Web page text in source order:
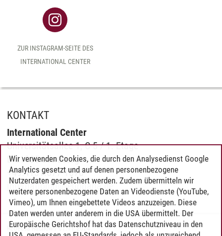
ZUR INSTAGRAM-SEITE DES
INTERNATIONAL CENTER
KONTAKT
International Center
Universitätsallee 1, C 5 / 1. Etage
D-21335 Lüneburg
+49.4131.677-1070
international@leuphana.de
Rebecca Rachow/01.11.2024
Wir verwenden Cookies, die durch den Analysedienst Google
Analytics gesetzt und auf denen personenbezogene
Nutzerdaten gespeichert werden. Zudem übermitteln wir
weitere personenbezogene Daten an Videodienste (YouTube,
Vimeo), um Ihnen eingebettete Videos anzuzeigen. Diese
Daten werden unter anderem in die USA übermittelt. Der
Europäische Gerichtshof hat das Datenschutzniveau in den